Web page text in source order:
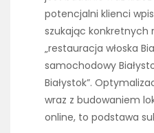
potencjalni klienci
szukając konkretnych
„restauracja włoska
samochodowy
Białystok”.
wraz z budowaniem
online, to podstawa